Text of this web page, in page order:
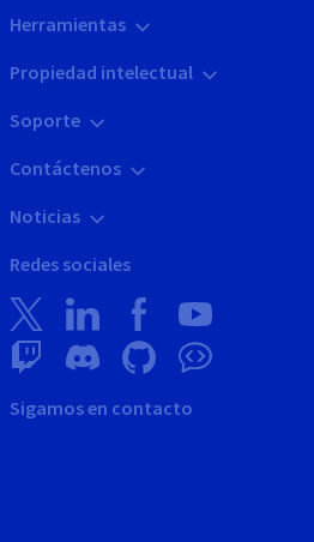
Herramientas
Propiedad intelectual
Soporte
Contáctenos
Noticias
Redes sociales
Sigamos en contacto